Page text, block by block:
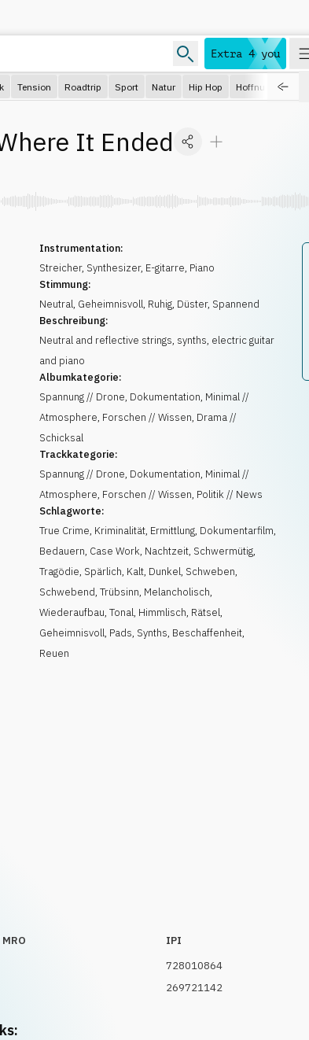
Extra 4 you
Tension Roadtrip Sport Natur Hip Hop Hoffnungsvoll
It Ended
Instrumentation:
Streicher, Synthesizer, E-gitarre, Piano
Stimmung:
Neutral, Geheimnisvoll, Ruhig, Düster, Spannend
Beschreibung:
Neutral and reflective strings, synths, electric guitar
and piano
Albumkategorie:
Spannung // Drone, Dokumentation, Minimal //
Atmosphere, Forschen // Wissen, Drama //
Schicksal
Trackkategorie:
Spannung // Drone, Dokumentation, Minimal //
Atmosphere, Forschen // Wissen, Politik // News
Schlagworte:
True Crime, Kriminalität, Ermittlung, Dokumentarfilm,
Bedauern, Case Work, Nachtzeit, Schwermütig,
Tragödie, Spärlich, Kalt, Dunkel, Schweben,
Schwebend,Trübsinn, Melancholisch,
Wiederaufbau,Tonal, Himmlisch, Rätsel,
Geheimnisvoll, Pads, Synths, Beschaffenheit,
Reuen
IPI
728010864
269721142